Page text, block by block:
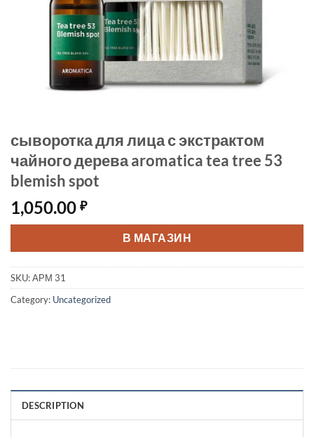
сыворотка для лица с экстрактом
чайного дерева aromatica tea tree 53
blemish spot
1,050.00 ₽
В МАГАЗИН
SKU:АРМ 31
Category: Uncategorized
DESCRIPTION